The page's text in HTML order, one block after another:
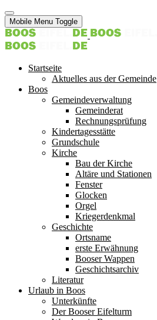
Mobile Menu Toggle
Startseite
Aktuelles aus der Gemeinde
Boos
Gemeindeverwaltung
Gemeinderat
Rechnungsprüfung
Kindertagesstätte
Grundschule
Kirche
Bau der Kirche
Altäre und Stationen
Fenster
Glocken
Orgel
Kriegerdenkmal
Geschichte
Ortsname
erste Erwähnung
Booser Wappen
Geschichtsarchiv
Literatur
Urlaub in Boos
Unterkünfte
Der Booser Eifelturm